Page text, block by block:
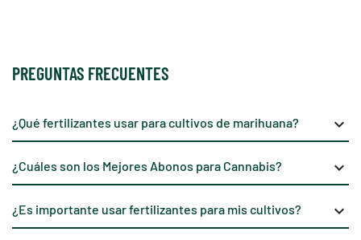
PREGUNTAS FRECUENTES
¿Qué fertilizantes usar para cultivos de marihuana? keyboard_arrow_down
¿Cuáles son los Mejores Abonos para Cannabis? keyboard_arrow_down
¿Es importante usar fertilizantes para mis cultivos? keyboard_arrow_down